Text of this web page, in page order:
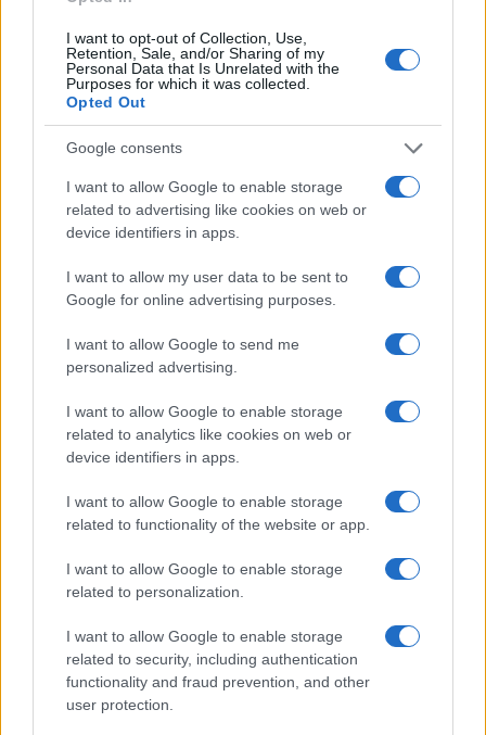
I want to opt-out of Collection, Use,
Retention, Sale, and/or Sharing of my
Personal Data that Is Unrelated with the
Purposes for which it was collected.
Opted Out
Google consents
I want to allow Google to enable storage
related to advertising like cookies on web or
device identifiers in apps.
I want to allow my user data to be sent to
Google for online advertising purposes.
I want to allow Google to send me
personalized advertising.
I want to allow Google to enable storage
related to analytics like cookies on web or
device identifiers in apps.
I want to allow Google to enable storage
related to functionality of the website or app.
I want to allow Google to enable storage
related to personalization.
I want to allow Google to enable storage
related to security, including authentication
functionality and fraud prevention, and other
user protection.
ΠΑΜΕ: Καταγγέλλει την αποσιώπηση της
δράσης των Συνδικάτων ενάντια στο
εργασιακό νομοσχέδιο από τα ΜΜΕ
Για προσπάθεια αποσιώπησης της δράσης
των Συνδικάτων ενάντια στο νέο εργασιακό
νομοσχέδιο που φέρνει η κυβέρνηση από τη
συντριπτική πλειοψηφία των Μέσων
ανακοίνωσή του το ΠΑΜΕ.
01/09/2023 - 16:48
ΠΑΜΕ - Εργατικά Συνδικάτα:
«Τερατούργημα» το νέο εργασιακό